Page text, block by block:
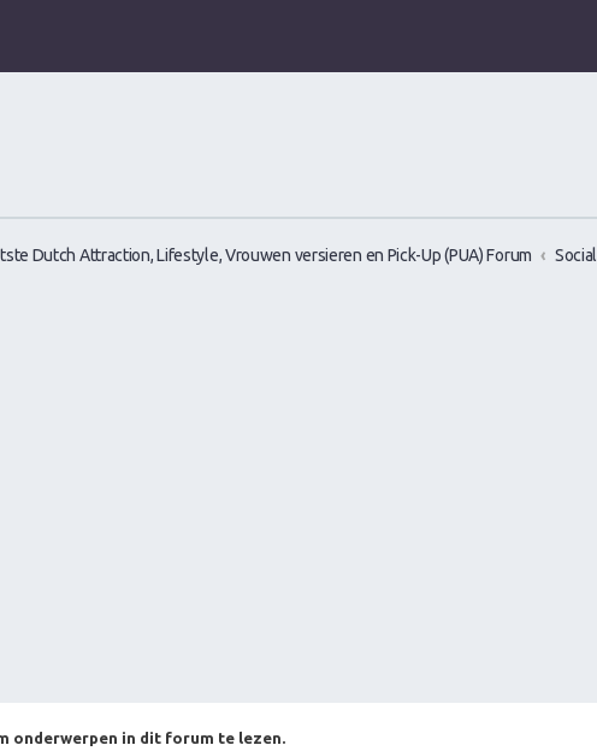
Dutch Attraction, Lifestyle, Vrouwen versieren en Pick-Up (PUA) Forum Social
onderwerpen in dit forum te lezen.